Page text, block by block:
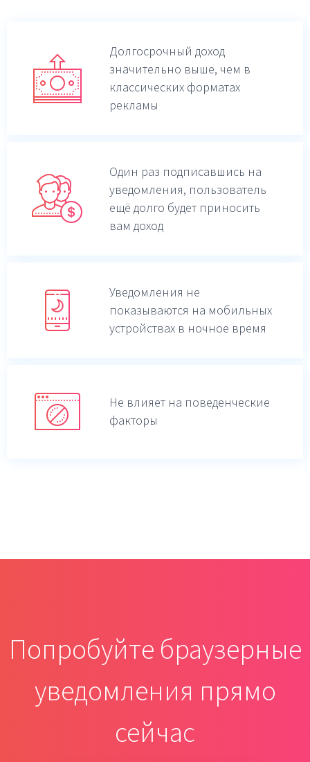
Долгосрочный доход
значительно выше, чем в
классических форматах
рекламы
Один раз подписавшись на
уведомления, пользователь
ещё долго будет приносить
вам доход
Уведомления не
показываются на мобильных
устройствах в ночное время
Не влияет на поведенческие
факторы
Попробуйте браузерные
уведомления прямо
сейчас